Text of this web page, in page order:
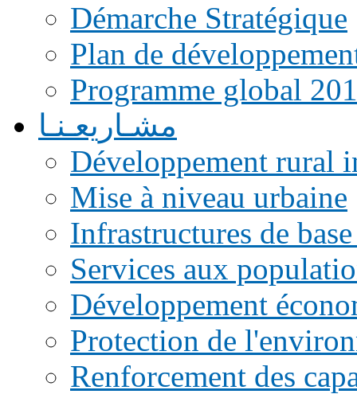
Démarche Stratégique
Plan de
Programme global
مشـاريعـنـا
Développement rural
Mise à niveau urbaine
Infrastructures de
Services aux
Développement
Protection de
Renforcement des